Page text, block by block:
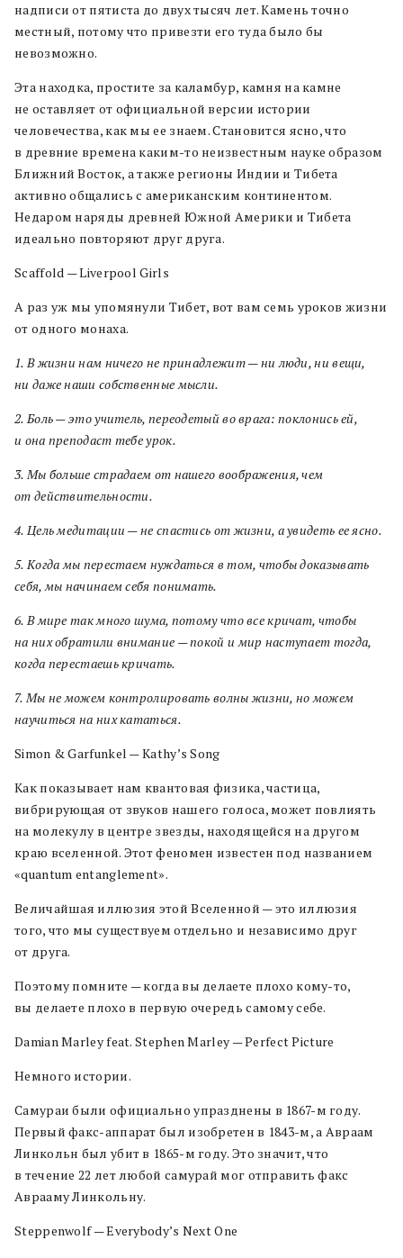
надписи от пятиста до двух тысяч лет. Камень точно
местный, потому что привезти его туда было бы
невозможно.
Эта находка, простите за каламбур, камня на камне
не оставляет от официальной версии истории
человечества, как мы ее знаем. Становится ясно, что
в древние времена каким-то неизвестным науке образом
Ближний Восток, а также регионы Индии и Тибета
активно общались с американским континентом.
Недаром наряды древней Южной Америки и Тибета
идеально повторяют друг друга.
Scaffold — Liverpool Girls
А раз уж мы упомянули Тибет, вот вам семь уроков жизни
от одного монаха.
1. В жизни нам ничего не принадлежит — ни люди, ни вещи,
ни даже наши собственные мысли.
2. Боль — это учитель, переодетый во врага: поклонись ей,
и она преподаст тебе урок.
3. Мы больше страдаем от нашего воображения, чем
от действительности.
4. Цель медитации — не спастись от жизни, а увидеть ее ясно.
5. Когда мы перестаем нуждаться в том, чтобы доказывать
себя, мы начинаем себя понимать.
6. В мире так много шума, потому что все кричат, чтобы
на них обратили внимание — покой и мир наступает тогда,
когда перестаешь кричать.
7. Мы не можем контролировать волны жизни, но можем
научиться на них кататься.
Simon & Garfunkel — Kathy’s Song
Как показывает нам квантовая физика, частица,
вибрирующая от звуков нашего голоса, может повлиять
на молекулу в центре звезды, находящейся на другом
краю вселенной. Этот феномен известен под названием
«quantum entanglement».
Величайшая иллюзия этой Вселенной — это иллюзия
того, что мы существуем отдельно и независимо друг
от друга.
Поэтому помните — когда вы делаете плохо кому-то,
вы делаете плохо в первую очередь самому себе.
Damian Marley feat. Stephen Marley — Perfect Picture
Немного истории.
Самураи были официально упразднены в 1867-м году.
Первый факс-аппарат был изобретен в 1843-м, а Авраам
Линкольн был убит в 1865-м году. Это значит, что
в течение 22 лет любой самурай мог отправить факс
Аврааму Линкольну.
Steppenwolf — Everybody’s Next One